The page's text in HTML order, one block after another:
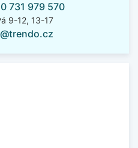
731 979 570
9-12, 13-17